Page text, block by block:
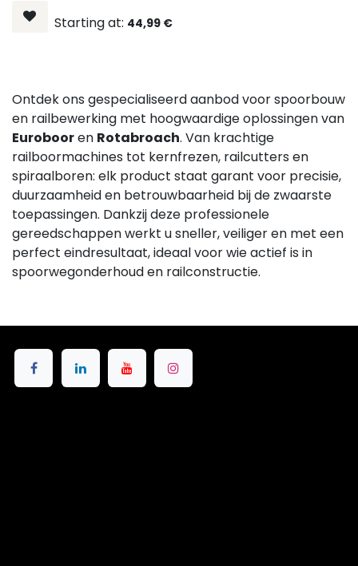
Starting at: 44,99€
Ontdek ons gespecialiseerd aanbod voor spoorbouw
en railbewerking met hoogwaardige oplossingen van
Eurobooren Rotabroach. Van krachtige
railboormachines tot kernfrezen, railcutters en
spiraalboren: elk product staat garant voor precisie,
duurzaamheid en betrouwbaarheid bij de zwaarste
toepassingen. Dankzij deze professionele
gereedschappen werkt u sneller, veiliger en met een
perfect eindresultaat, ideaal voor wie actief is in
spoorwegonderhoud en railconstructie.